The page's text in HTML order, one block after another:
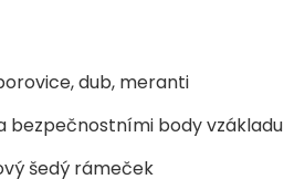
dub, meranti
bezpečnostními body vzákladu
šedý rámeček